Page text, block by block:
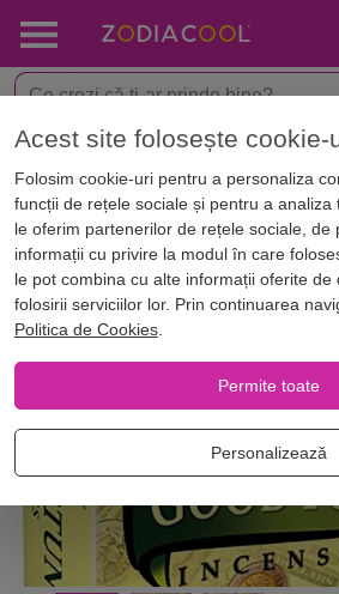
< Aromaterapie Conuri parfumate pentru
Acest site folosește cookie-
Folosim cookie-uri pentru a personaliza
funcții de rețele sociale și pentru a analiza
le oferim partenerilor de rețele sociale, de
informații cu privire la modul în care
le pot combina cu alte informații oferite
folosirii serviciilor lor. Prin continuarea
Politica de Cookies.
Permite toate
Personalizează